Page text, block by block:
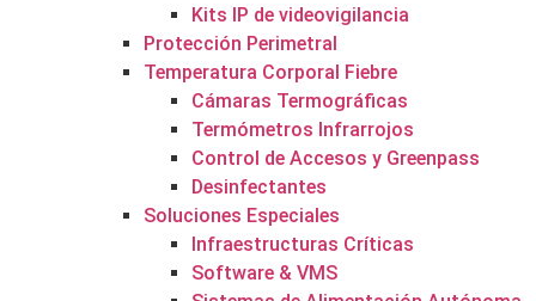
Kits IP de videovigilancia
Protección Perimetral
Temperatura Corporal Fiebre
Cámaras Termográficas
Termómetros Infrarrojos
Control de Accesos y Greenpass
Desinfectantes
Soluciones Especiales
Infraestructuras Críticas
Software & VMS